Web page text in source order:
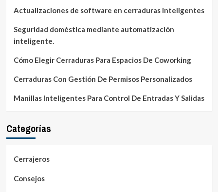
Actualizaciones de software en cerraduras inteligentes
Seguridad doméstica mediante automatización
inteligente.
Cómo Elegir Cerraduras Para Espacios De Coworking
Cerraduras Con Gestión De Permisos Personalizados
Manillas Inteligentes Para Control De Entradas Y Salidas
Categorías
Cerrajeros
Consejos